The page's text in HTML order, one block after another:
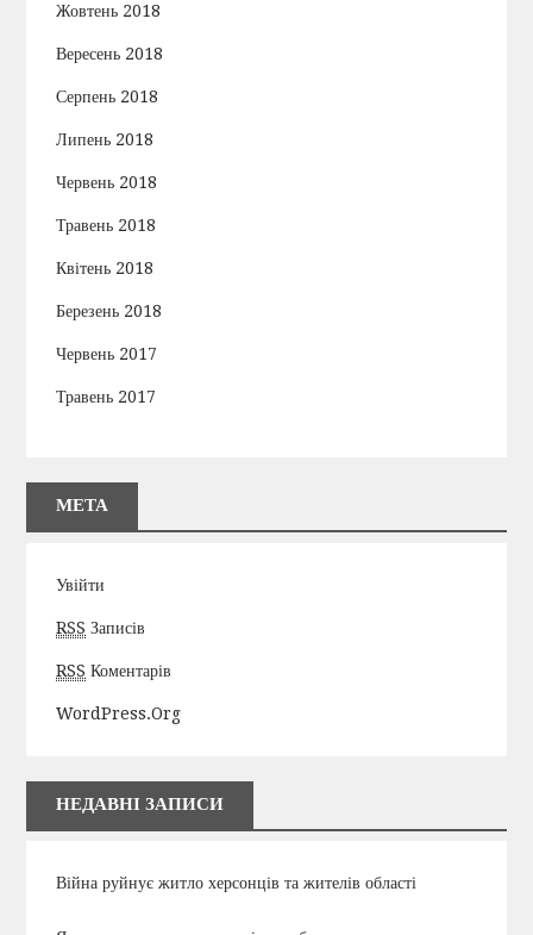
Жовтень 2018
Вересень 2018
Серпень 2018
Липень 2018
Червень 2018
Травень 2018
Квітень 2018
Березень 2018
Червень 2017
Травень 2017
МЕТА
Увійти
RSS Записів
RSS Коментарів
WordPress.org
НЕДАВНІ ЗАПИСИ
Війна руйнує житло херсонців та жителів області